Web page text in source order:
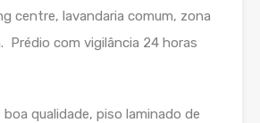
centre, lavandaria comum, zona
Prédio com vigilância 24 horas
qualidade, piso laminado de